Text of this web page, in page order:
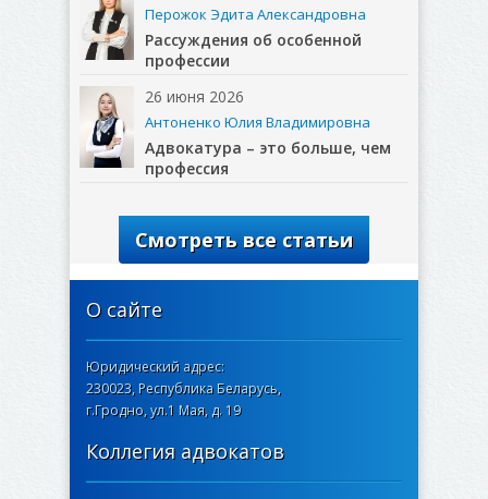
Перожок Эдита Александровна
Рассуждения об особенной
профессии
26 июня 2026
Антоненко Юлия Владимировна
Адвокатура – это больше, чем
профессия
Смотреть все статьи
О сайте
Юридический адрес:
230023, Республика Беларусь,
г.Гродно, ул.1 Мая, д. 19
Коллегия адвокатов